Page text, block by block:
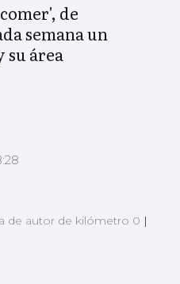
de
semana un
su área
de autor de kilómetro 0 |